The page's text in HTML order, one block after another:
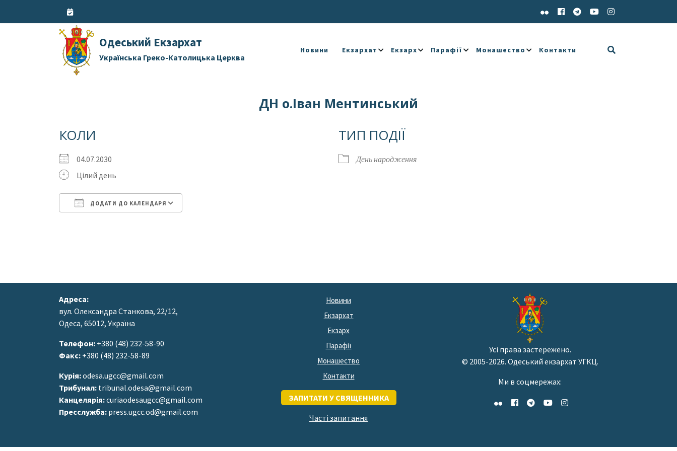
Одеський Екзархат
Українська Греко-Католицька Церква
Новини Екзархат Екзарх Парафії Монашество Контакти
ДН о.Іван Ментинський
КОЛИ
04.07.2030
Цілий день
ДОДАТИ ДО КАЛЕНДАРЯ
ТИП ПОДІЇ
День народження
Адреса:
вул. Олександра Станкова, 22/12,
Одеса, 65012, Україна
Телефон: +380 (48) 232-58-90
Факс: +380 (48) 232-58-89
Курія:odesa.ugcc@gmail.com
Трибунал: tribunal.odesa@gmail.com
Канцелярія:curiaodesaugcc@gmail.com
Пресслужба: press.ugcc.od@gmail.com
Новини
Екзархат
Екзарх
Парафії
Монашество
Контакти
ЗАПИТАТИ У СВЯЩЕННИКА
Часті запитання
Усі права застережено.
© 2005-2026. Одеський екзархат УГКЦ.
Ми в соцмережах: